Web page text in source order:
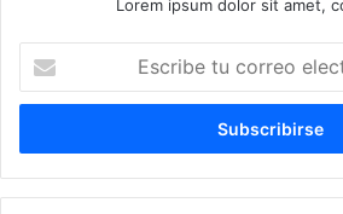
Lorem ipsum dolor sit amet,
correo